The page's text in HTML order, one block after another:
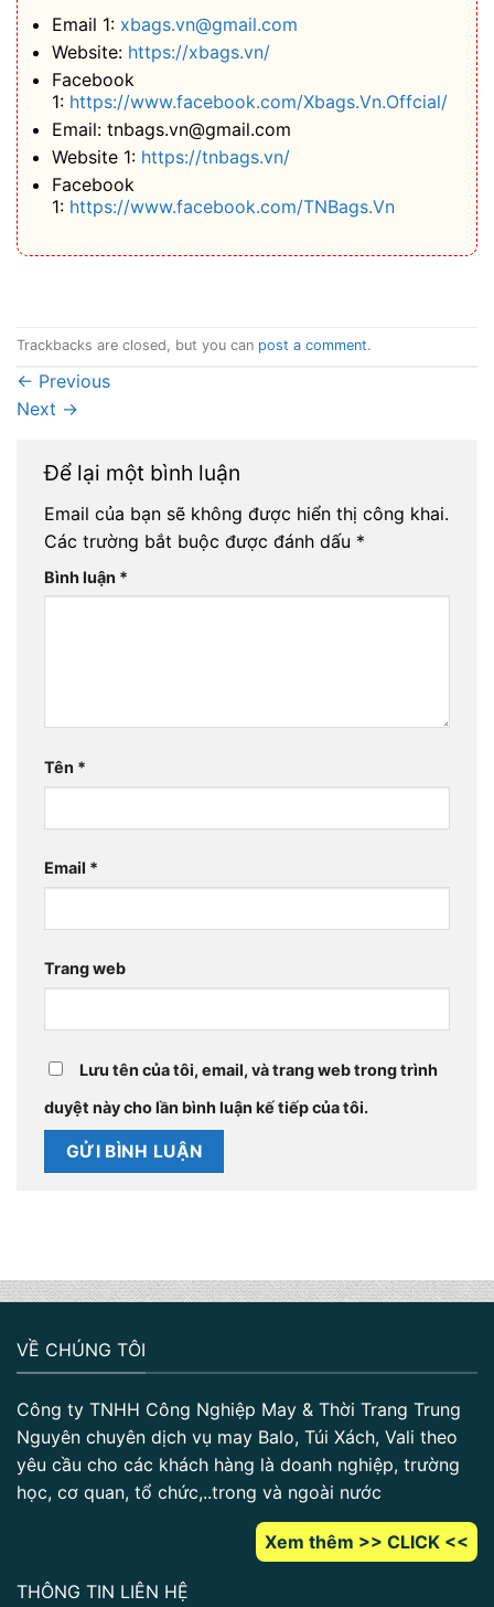
Email 1: xbags.vn@gmail.com
Website: https://xbags.vn/
Facebook
1: https://www.facebook.com/Xbags.Vn.Offcial/
Email: tnbags.vn@gmail.com
Website 1: https://tnbags.vn/
Facebook
1: https://www.facebook.com/TNBags.Vn
Trackbacks are closed, but you can post a comment.
← Previous
Next →
Để lại một bình luận
Email của bạn sẽ không được hiển thị công khai.
Các trường bắt buộc được đánh dấu *
Bình luận *
Tên *
Email *
Trang web
Lưu tên của tôi, email, và trang web trong trình
duyệt này cho lần bình luận kế tiếp của tôi.
VỀ CHÚNG TÔI
Công ty TNHH Công Nghiệp May & Thời Trang Trung
Nguyên chuyên dịch vụ may Balo, Túi Xách, Vali theo
yêu cầu cho các khách hàng là doanh nghiệp, trường
học, cơ quan, tổ chức,..trong và ngoài nước
Xem thêm >> CLICK <<
THÔNG TIN LIÊN HỆ